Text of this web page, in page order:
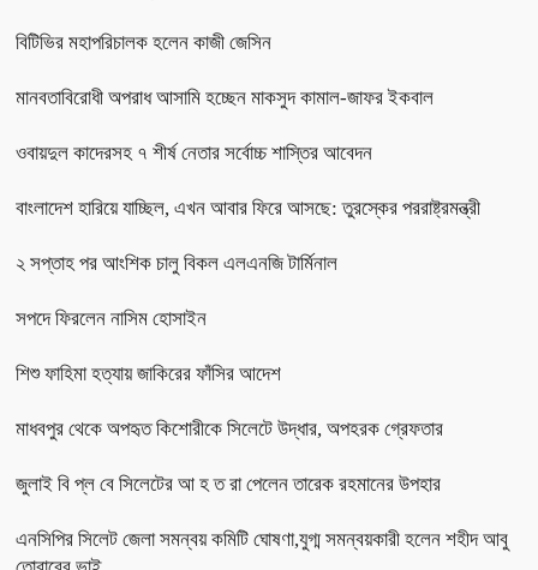
বিটিভির মহাপরিচালক হলেন কাজী জেসিন
মানবতাবিরোধী অপরাধ আসামি হচ্ছেন মাকসুদ কামাল-জাফর ইকবাল
ওবায়দুল কাদেরসহ ৭ শীর্ষ নেতার সর্বোচ্চ শাস্তির আবেদন
বাংলাদেশ হারিয়ে যাচ্ছিল, এখন আবার ফিরে আসছে: তুরস্কের পররাষ্ট্রমন্ত্রী
২ সপ্তাহ পর আংশিক চালু বিকল এলএনজি টার্মিনাল
সপদে ফিরলেন নাসিম হোসাইন
শিশু ফাহিমা হত্যায় জাকিরের ফাঁসির আদেশ
মাধবপুর থেকে অপহৃত কিশোরীকে সিলেটে উদ্ধার, অপহরক গ্রেফতার
জুলাই বি প্ল বে সিলেটের আ হ ত রা পেলেন তারেক রহমানের উপহার
এনসিপির সিলেট জেলা সমন্বয় কমিটি ঘোষণা,যুগ্ম সমন্বয়কারী হলেন শহীদ আবু